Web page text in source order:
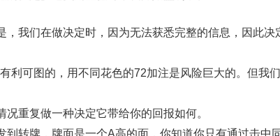
我们在做决定时，因为无法获悉完整的信息，因此决
利可图的，用不同花色的72加注是风险巨大的。但我
重复做一种决定它带给你的回报如何。